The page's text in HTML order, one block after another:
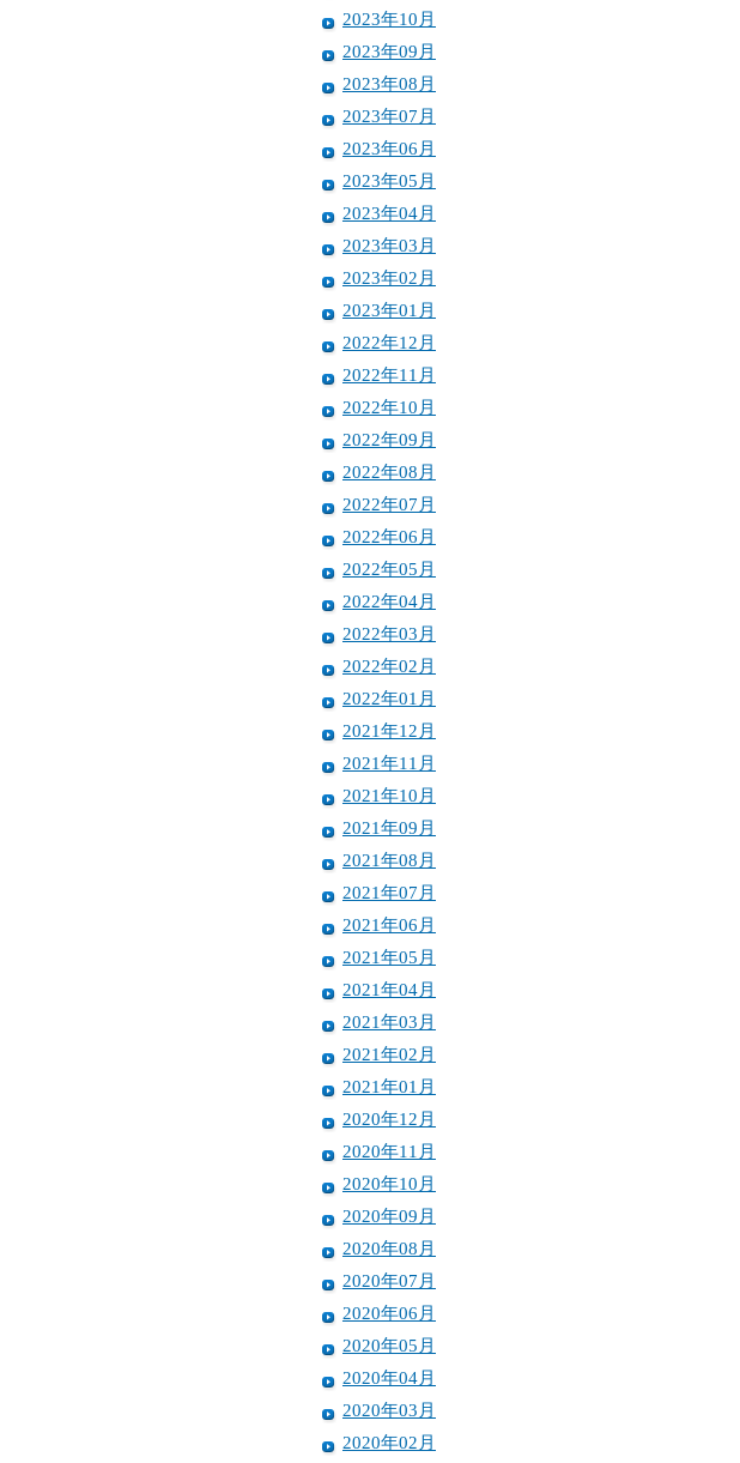
2023年10月
2023年09月
2023年08月
2023年07月
2023年06月
2023年05月
2023年04月
2023年03月
2023年02月
2023年01月
2022年12月
2022年11月
2022年10月
2022年09月
2022年08月
2022年07月
2022年06月
2022年05月
2022年04月
2022年03月
2022年02月
2022年01月
2021年12月
2021年11月
2021年10月
2021年09月
2021年08月
2021年07月
2021年06月
2021年05月
2021年04月
2021年03月
2021年02月
2021年01月
2020年12月
2020年11月
2020年10月
2020年09月
2020年08月
2020年07月
2020年06月
2020年05月
2020年04月
2020年03月
2020年02月